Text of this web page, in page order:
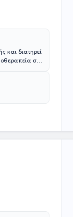
και διατηρεί
στο
της Α'